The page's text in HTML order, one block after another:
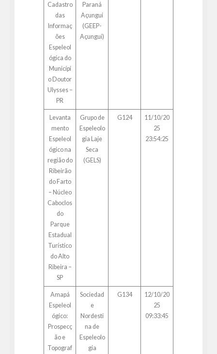
Cadastro
das
Informaç
ões
Espeleol
ógica do
Municípi
o Doutor
Ulysses –
PR
Paraná
Açungui
(GEEP-
Açungui)
Levanta
mento
Espeleol
ógico na
região do
Ribeirão
do Farto
– Núcleo
Caboclos
do
Parque
Estadual
Turístico
do Alto
Ribeira –
SP
Grupo de
Espeleolo
gia Laje
Seca
(GELS)
G124
11/10/20
25
23:54:25
Amapá
Espeleol
ógico:
Prospecç
ão e
Topograf
Sociedad
e
Nordesti
na de
Espeleolo
gia
G134
12/10/20
25
09:33:45